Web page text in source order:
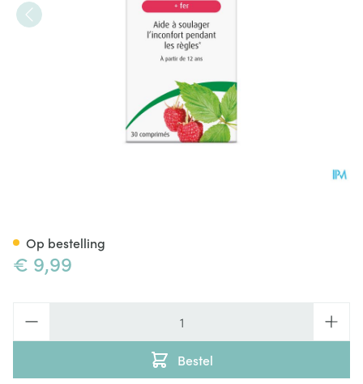
€ 9,99
Bestel
Op bestelling